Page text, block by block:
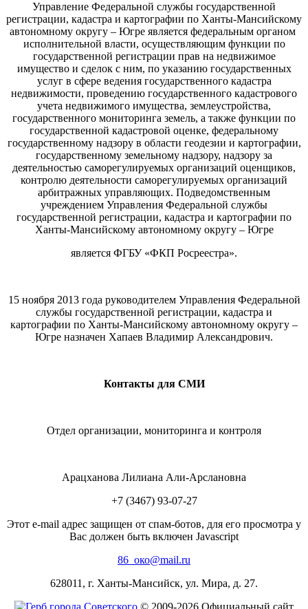
Управление Федеральной службы государственной
регистрации, кадастра и картографии по Ханты-Мансийскому
автономному округу – Югре является федеральным органом
исполнительной власти, осуществляющим функции по
государственной регистрации прав на недвижимое
имущество и сделок с ним, по указанию государственных
услуг в сфере ведения государственного кадастра
недвижимости, проведению государственного кадастрового
учета недвижимого имущества, землеустройства,
государственного мониторинга земель, а также функции по
государственной кадастровой оценке, федеральному
государственному надзору в области геодезии и картографии,
государственному земельному надзору, надзору за
деятельностью саморегулируемых организаций оценщиков,
контролю деятельности саморегулируемых организаций
арбитражных управляющих. Подведомственным
учреждением Управления Федеральной службы
государственной регистрации, кадастра и картографии по
Ханты-Мансийскому автономному округу – Югре
является ФГБУ «ФКП Росреестра».
15 ноября 2013 года руководителем Управления Федеральной
службы государственной регистрации, кадастра и
картографии по Ханты-Мансийскому автономному округу –
Югре назначен Хапаев Владимир Александрович.
Контакты для СМИ
Отдел организации, мониторинга и контроля
Арацханова Лилиана Али-Арслановна
+7 (3467) 93-07-27
Этот e-mail адрес защищен от спам-ботов, для его просмотра у
Вас должен быть включен Javascript
86_око@mail.ru
628011, г. Ханты-Мансийск, ул. Мира, д. 27.